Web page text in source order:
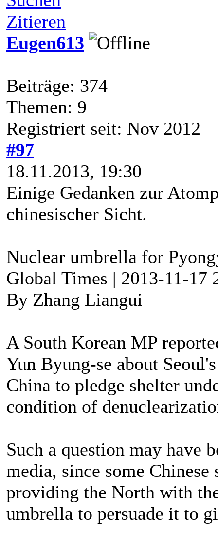
Zitieren
Eugen613
Beiträge: 374
Themen: 9
Registriert seit: Nov 2012
#97
18.11.2013, 19:30
Einige Gedanken zur
chinesischer Sicht.
Nuclear umbrella for
Global Times | 2013-11-17
By Zhang Liangui
A South Korean MP
Yun Byung-se about
China to pledge shelter
condition of
Such a question may have
media, since some Chinese
providing the North with
umbrella to persuade it to